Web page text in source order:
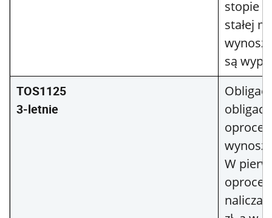
stopie
stałej
są
TOS1125
3-letnie
W